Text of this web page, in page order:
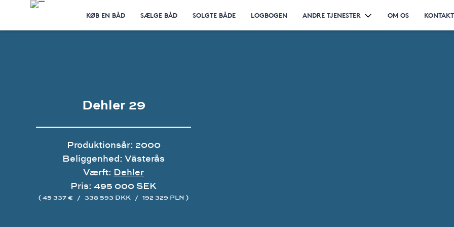
KØB EN BÅD SÆLGE BÅD SOLGTE BÅDE LOGBOGEN ANDRE TJENESTER OM OS
Dehler 29
Produktionsår: 2000
Beliggenhed: Västerås
Værft: Dehler
Pris: 495 000 SEK
( 45 337 € / 338 593 DKK / 192 329 PLN )